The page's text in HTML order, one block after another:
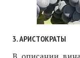
3. АРИСТОКРАТЫ